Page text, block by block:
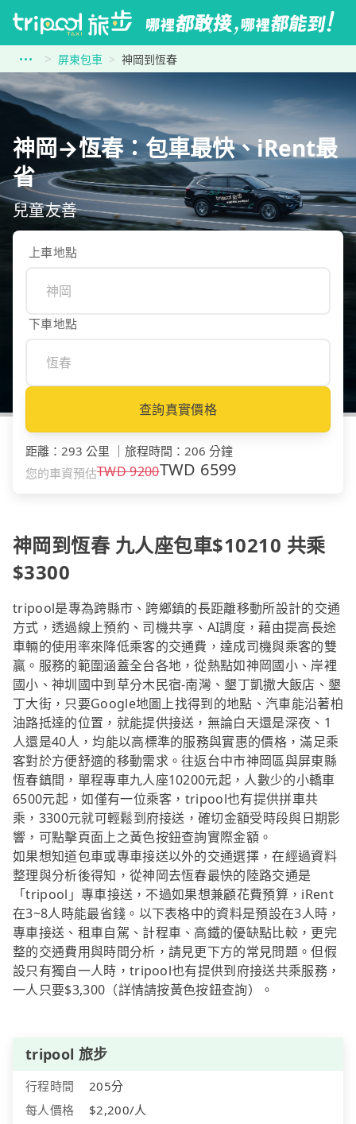
屏東包車 神岡到恆春
神岡→恆春：包車最快、iRent最
省
兒童友善
上車地點
下車地點
查詢真實價格
距離 ： 293 公里 ｜ 旅程時間 ： 206 分鐘
您的車資預估TWD9200TWD 6599
神岡到恆春 九人座包車$10210 共乘
$3300
tripool是專為跨縣市、跨鄉鎮的長距離移動所設計的交通
方式，透過線上預約、司機共享、AI調度，藉由提高長途
車輛的使用率來降低乘客的交通費，達成司機與乘客的雙
贏。服務的範圍涵蓋全台各地，從熱點如神岡國小、岸裡
國小、神圳國中到草分木民宿-南灣、墾丁凱撒大飯店、墾
丁大街，只要Google地圖上找得到的地點、汽車能沿著柏
油路抵達的位置，就能提供接送，無論白天還是深夜、1
人還是40人，均能以高標準的服務與實惠的價格，滿足乘
客對於方便舒適的移動需求。往返台中市神岡區與屏東縣
恆春鎮間，單程專車九人座10200元起，人數少的小轎車
6500元起，如僅有一位乘客，tripool也有提供拼車共
乘，3300元就可輕鬆到府接送，確切金額受時段與日期影
響，可點擊頁面上之黃色按鈕查詢實際金額。
如果想知道包車或專車接送以外的交通選擇，在經過資料
整理與分析後得知，從神岡去恆春最快的陸路交通是
「tripool」專車接送，不過如果想兼顧花費預算，iRent
在3~8人時能最省錢。以下表格中的資料是預設在3人時，
專車接送、租車自駕、計程車、高鐵的優缺點比較，更完
整的交通費用與時間分析，請見更下方的常見問題。但假
設只有獨自一人時，tripool也有提供到府接送共乘服務，
一人只要$3,300（詳情請按黃色按鈕查詢）。
tripool 旅步
行程時間
205分
每人價格
$2,200/人